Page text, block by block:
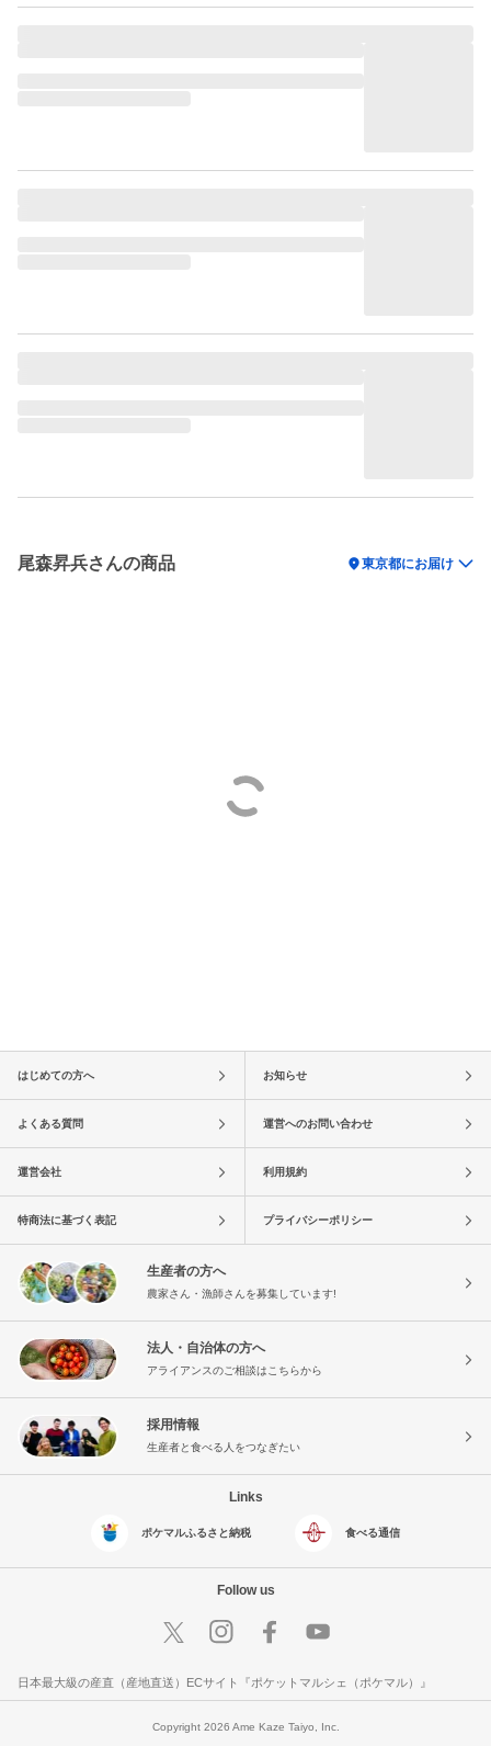
尾森昇兵さんの商品 location_on東京都にお届け
はじめての方へ お知らせ
よくある質問 運営へのお問い合わせ
運営会社 利用規約
特商法に基づく表記 プライバシーポリシー
生産者の方へ
農家さん・漁師さんを募集しています!
法人・自治体の方へ
アライアンスのご相談はこちらから
採用情報
生産者と食べる人をつなぎたい
Links
ポケマルふるさと納税 食べる通信
Follow us
日本最大級の産直（産地直送）ECサイト『ポケットマルシェ（ポケマル）』
Copyright 2026 Ame Kaze Taiyo, Inc.